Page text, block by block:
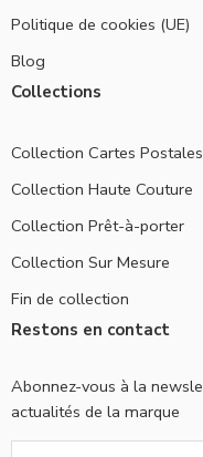
Politique de cookies (UE)
Blog
Collections
Collection Cartes Postales
Collection Haute Couture
Collection Prêt-à-porter
Collection Sur Mesure
Fin de collection
Restons en contact
Abonnez-vous à la
actualités de la marque